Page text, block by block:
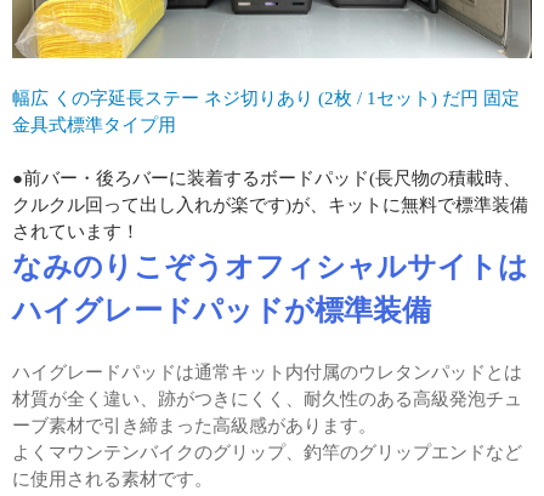
幅広 くの字延長ステー ネジ切りあり (2枚 / 1セット) だ円 固定
金具式標準タイプ用
●前バー・後ろバーに装着するボードパッド(長尺物の積載時、
クルクル回って出し入れが楽です)が、キットに無料で標準装備
されています！
なみのりこぞうオフィシャルサイトは
ハイグレードパッドが標準装備
ハイグレードパッドは通常キット内付属のウレタンパッドとは
材質が全く違い、跡がつきにくく、耐久性のある高級発泡チュ
ーブ素材で引き締まった高級感があります。
よくマウンテンバイクのグリップ、釣竿のグリップエンドなど
に使用される素材です。